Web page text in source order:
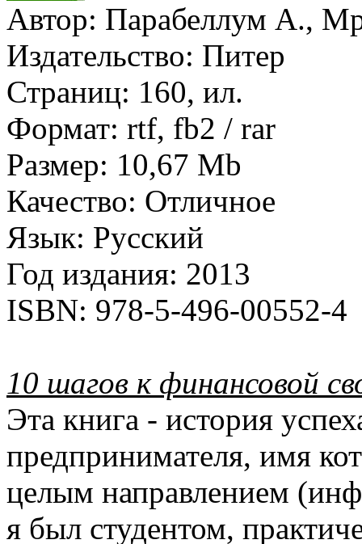
Автор: Парабеллум А.,
Издательство: Питер
Страниц: 160, ил.
Формат: rtf, fb2 / rar
Размер: 10,67 Mb
Качество: Отличное
Язык: Русский
Год издания: 2013
ISBN: 978-5-496-00552-4
10 шагов к финансовой
Эта книга - история
предпринимателя, имя
целым направлением
я был студентом,